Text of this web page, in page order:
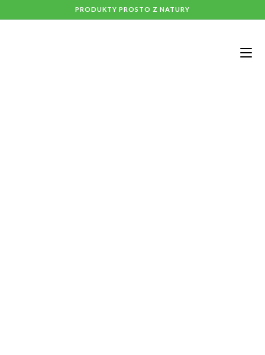
PRODUKTY PROSTO Z NATURY